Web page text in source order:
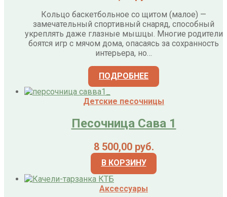
Кольцо баскетбольное со щитом (малое) —
замечательный спортивный снаряд, способный
укреплять даже глазные мышцы. Многие родители
боятся игр с мячом дома, опасаясь за сохранность
интерьера, но…
ПОДРОБНЕЕ
Детские песочницы
Песочница Сава 1
8 500,00 руб.
В КОРЗИНУ
Аксессуары